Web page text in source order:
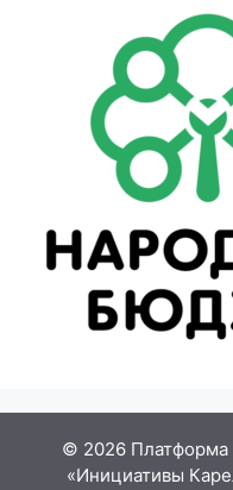
© 2026 Платформа
«Инициативы